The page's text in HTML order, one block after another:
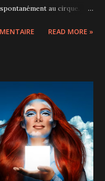
au cirque.
à la TOHU , réussit le
shakespearien
résultat est un spectacle
à une
performances
minutes, le public est
de la scène circulaire de
avec fluidité et mettent
READ MORE »